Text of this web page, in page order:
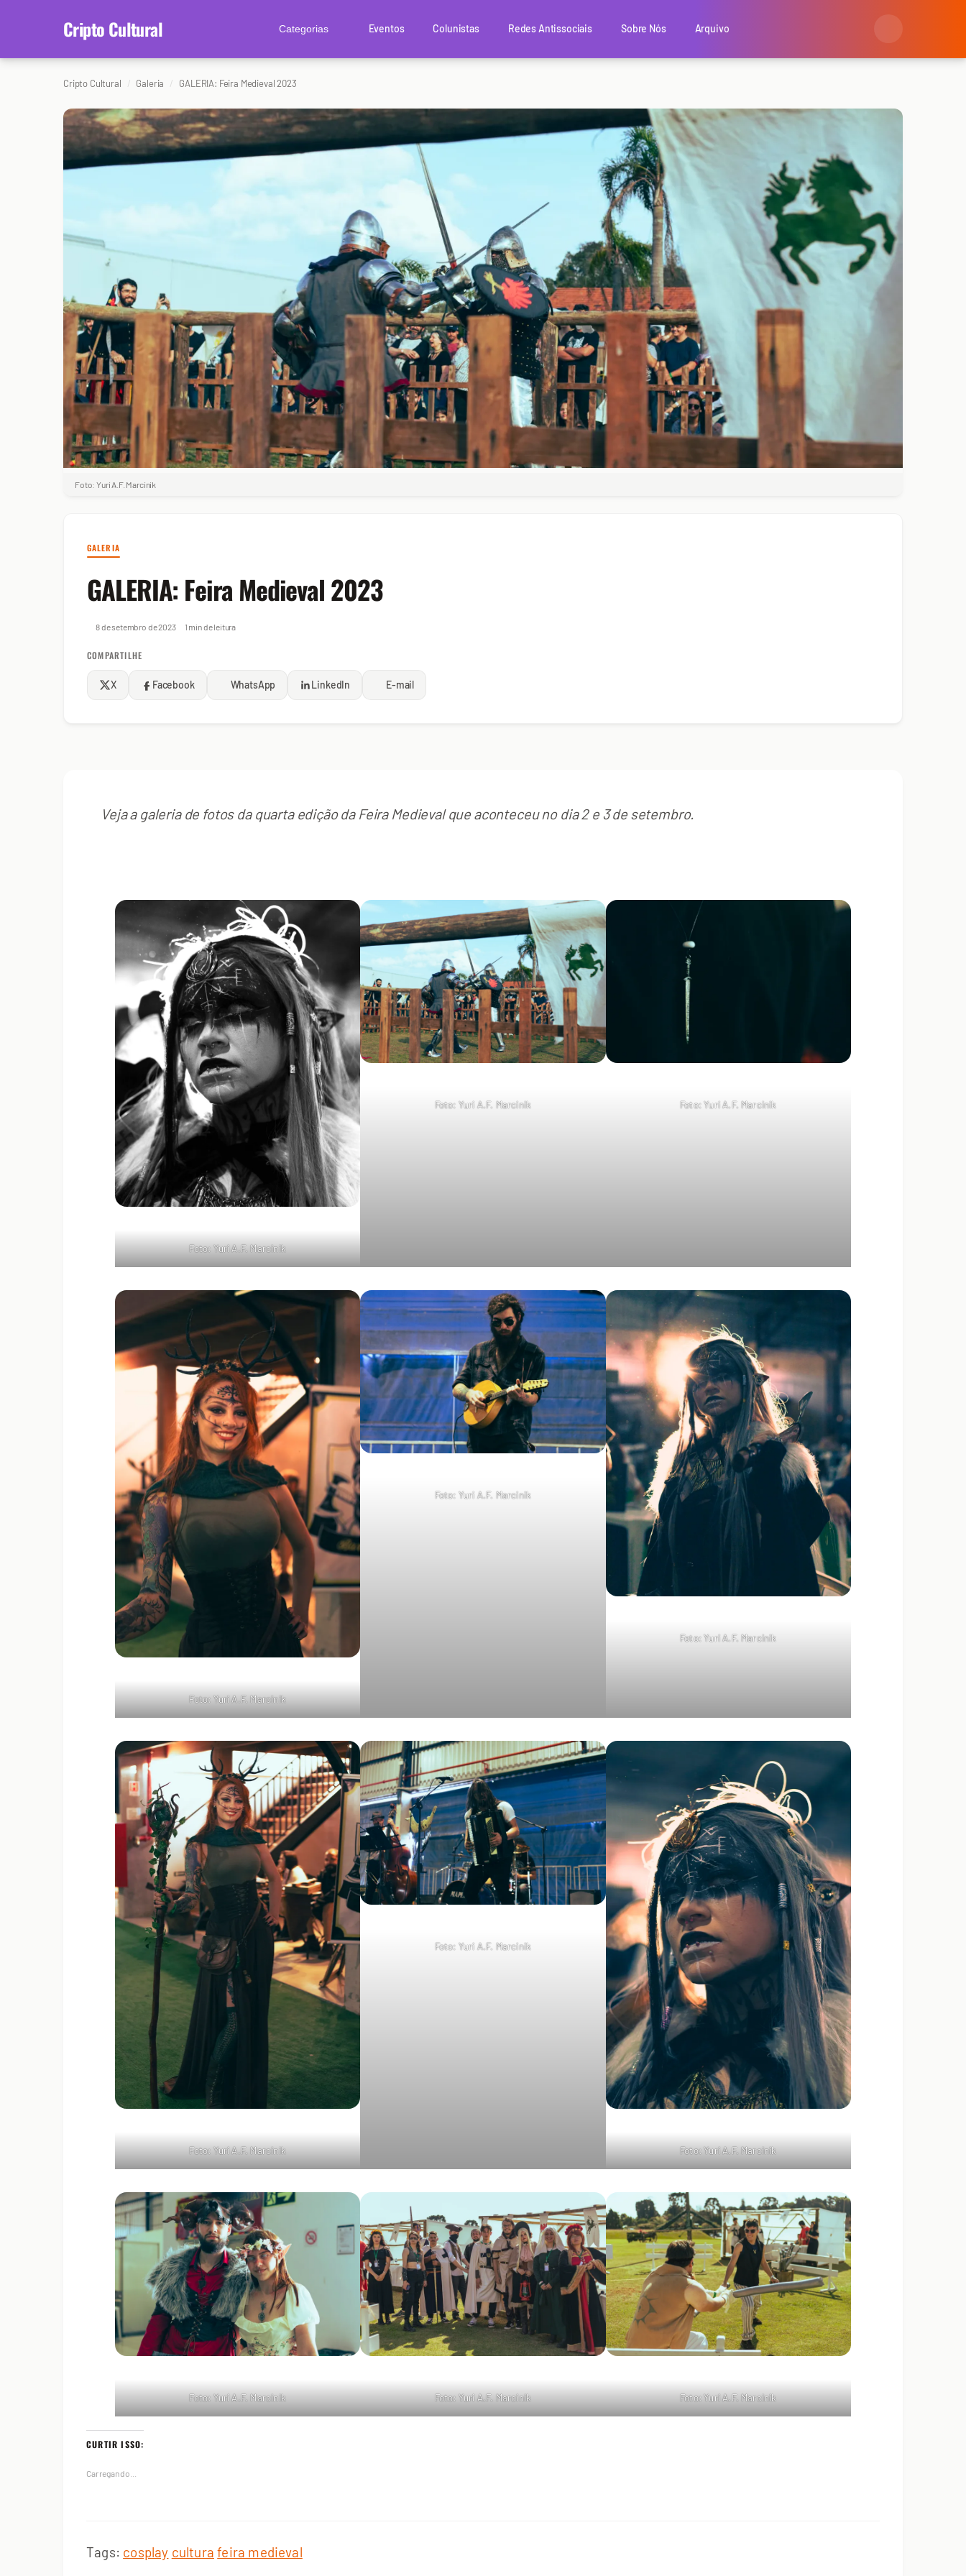
Cripto Cultural Categorias Eventos Colunistas Redes Antissociais Sobre Nós Arquivo
Cripto Cultural Galeria GALERIA: Feira Medieval 2023
Foto: Yuri A.F. Marcinik
GALERIA
GALERIA: Feira Medieval 2023
8 de setembro de 2023 1 min de leitura
COMPARTILHE
X Facebook WhatsApp LinkedIn E-mail
Veja a galeria de fotos da quarta edição da Feira Medieval que aconteceu no dia 2 e 3 de setembro.
Foto: Yuri A.F. Marcinik
Foto: Yuri A.F. Marcinik Foto: Yuri A.F. Marcinik
Foto: Yuri A.F. Marcinik
Foto: Yuri A.F. Marcinik
Foto: Yuri A.F. Marcinik
Foto: Yuri A.F. Marcinik
Foto: Yuri A.F. Marcinik
Foto: Yuri A.F. Marcinik
Foto: Yuri A.F. Marcinik Foto: Yuri A.F. Marcinik Foto: Yuri A.F. Marcinik
CURTIR ISSO:
Carregando...
Tags: cosplay cultura feira medieval